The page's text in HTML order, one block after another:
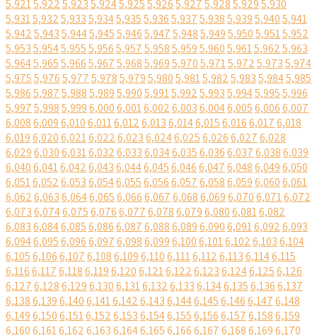
5,9215,9225,9235,9245,9255,9265,9275,9285,9295,930
5,9315,9325,9335,9345,9355,9365,9375,9385,9395,9405,941
5,9425,9435,9445,9455,9465,9475,9485,9495,9505,9515,952
5,9535,9545,9555,9565,9575,9585,9595,9605,9615,9625,963
5,9645,9655,9665,9675,9685,9695,9705,9715,9725,9735,974
5,9755,9765,9775,9785,9795,9805,9815,9825,9835,9845,985
5,9865,9875,9885,9895,9905,9915,9925,9935,9945,9955,996
5,9975,9985,9996,0006,0016,0026,0036,0046,0056,0066,007
6,0086,0096,0106,0116,0126,0136,0146,0156,0166,0176,018
6,0196,0206,0216,0226,0236,0246,0256,0266,0276,028
6,0296,0306,0316,0326,0336,0346,0356,0366,0376,0386,039
6,0406,0416,0426,0436,0446,0456,0466,0476,0486,0496,050
6,0516,0526,0536,0546,0556,0566,0576,0586,0596,0606,061
6,0626,0636,0646,0656,0666,0676,0686,0696,0706,0716,072
6,0736,0746,0756,0766,0776,0786,0796,0806,0816,082
6,0836,0846,0856,0866,0876,0886,0896,0906,0916,0926,093
6,0946,0956,0966,0976,0986,0996,1006,1016,1026,1036,104
6,1056,1066,1076,1086,1096,1106,1116,1126,1136,1146,115
6,1166,1176,1186,1196,1206,1216,1226,1236,1246,1256,126
6,1276,1286,1296,1306,1316,1326,1336,1346,1356,1366,137
6,1386,1396,1406,1416,1426,1436,1446,1456,1466,1476,148
6,1496,1506,1516,1526,1536,1546,1556,1566,1576,1586,159
6,1606,1616,1626,1636,1646,1656,1666,1676,1686,1696,170